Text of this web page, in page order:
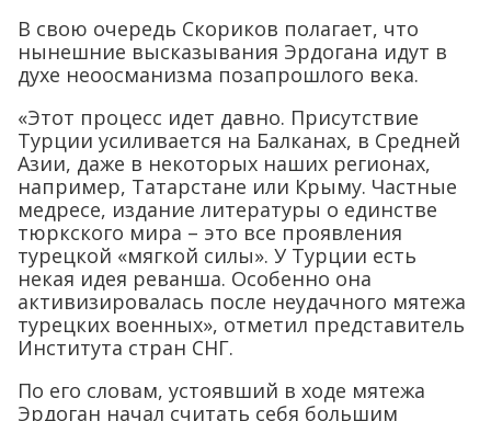
В свою очередь Скориков полагает, что
нынешние высказывания Эрдогана идут в
духе неоосманизма позапрошлого века.
«Этот процесс идет давно. Присутствие
Турции усиливается на Балканах, в Средней
Азии, даже в некоторых наших регионах,
например, Татарстане или Крыму. Частные
медресе, издание литературы о единстве
тюркского мира – это все проявления
турецкой «мягкой силы». У Турции есть
некая идея реванша. Особенно она
активизировалась после неудачного мятежа
турецких военных», отметил представитель
Института стран СНГ.
По его словам, устоявший в ходе мятежа
Эрдоган начал считать себя большим